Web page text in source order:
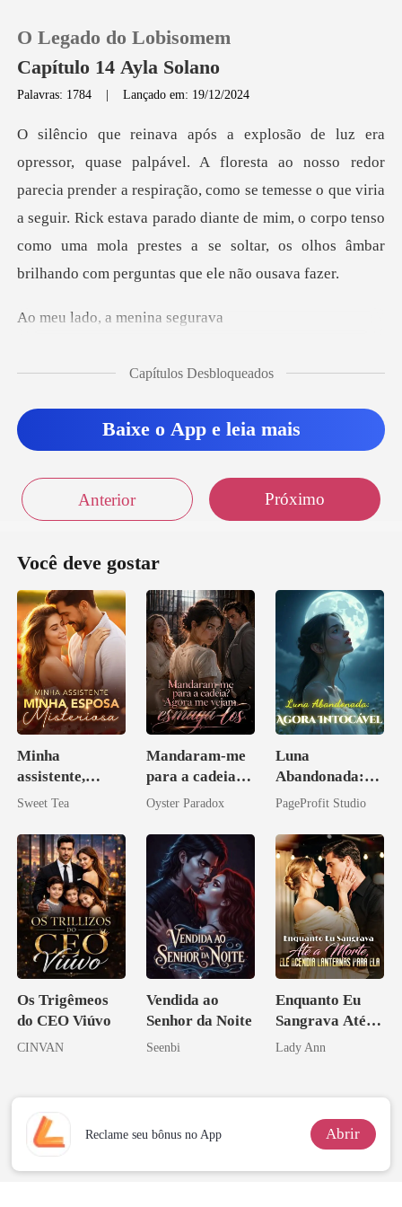
0
Loja
O Legado do Lobisomem
Capítulo 14 Ayla Solano
Palavras: 1784 |Lançado em: 19/12/2024
ecia prender a respiração, como se temesse o que viria
a seguir. Rick estava parado diante de mim, o corp
o, a menin
Capítulos Desbloqueados
Baixe o App e leia mais
Anterior Próximo
Você deve gostar
Minha
assistente,
minha esposa
Sweet Tea
Mandaram-me
para a cadeia?
Agora me
los
Oyster Paradox
Luna
Abandonada:
Agora Intocável
PageProfit Studio
Os Trigêmeos
do CEO Viúvo
CINVAN
Vendida ao
Senhor da Noite
Seenbi
Enquanto Eu
Sangrava Até a
Morte, Ele
Ela
Lady Ann
Reclame seu bônus no App Abrir